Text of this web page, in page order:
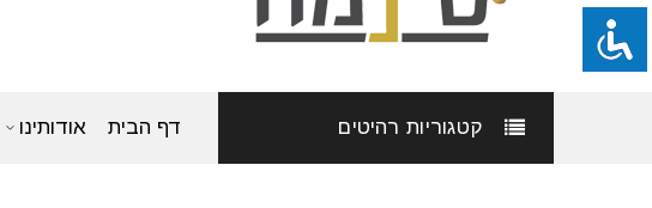
קטגוריות רהיטים דף הבית אודותינו